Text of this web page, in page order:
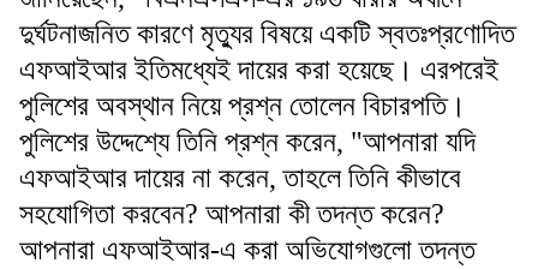
দুর্ঘটনাজনিত কারণে মৃত্যুর বিষয়ে একটি স্বতঃপ্রণোদিত
এফআইআর ইতিমধ্যেই দায়ের করা হয়েছে। এরপরেই
পুলিশের অবস্থান নিয়ে প্রশ্ন তোলেন বিচারপতি।
পুলিশের উদ্দেশ্যে তিনি প্রশ্ন করেন, "আপনারা যদি
এফআইআর দায়ের না করেন, তাহলে তিনি কীভাবে
সহযোগিতা করবেন? আপনারা কী তদন্ত করেন?
আপনারা এফআইআর-এ করা অভিযোগগুলো তদন্ত